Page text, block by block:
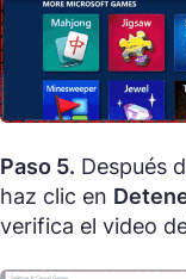
Paso 5. Después
haz clic en
verifica el video